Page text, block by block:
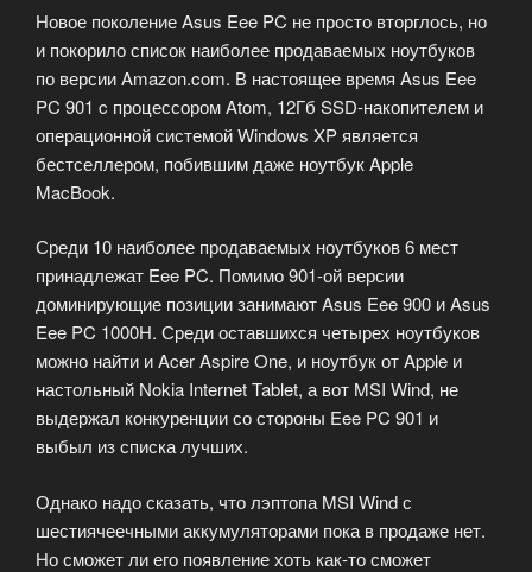
Новое поколение Asus Eee PC не просто вторглось, но
и покорило список наиболее продаваемых ноутбуков
по версии Amazon.com. В настоящее время Asus Eee
PC 901 c процессором Atom, 12Гб SSD-накопителем и
операционной системой Windows XP является
бестселлером, побившим даже ноутбук Apple
MacBook.
Среди 10 наиболее продаваемых ноутбуков 6 мест
принадлежат Eee PC. Помимо 901-ой версии
доминирующие позиции занимают Asus Eee 900 и Asus
Eee PC 1000H. Среди оставшихся четырех ноутбуков
можно найти и Acer Aspire One, и ноутбук от Apple и
настольный Nokia Internet Tablet, а вот MSI Wind, не
выдержал конкуренции со стороны Eee PC 901 и
выбыл из списка лучших.
Однако надо сказать, что лэптопа MSI Wind с
шестиячеечными аккумуляторами пока в продаже нет.
Но сможет ли его появление хоть как-то сможет